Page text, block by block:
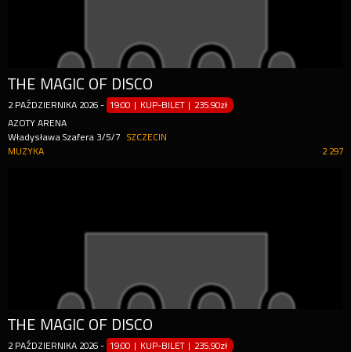
THE MAGIC OF DISCO
2 PAŹDZIERNIKA 2026 - 19:00 | KUP-BILET | 235.90zł
AZOTY ARENA
Władysława Szafera 3/5/7
SZCZECIN
2 297
MUZYKA
THE MAGIC OF DISCO
2 PAŹDZIERNIKA 2026 - 19:00 | KUP-BILET | 235.90zł